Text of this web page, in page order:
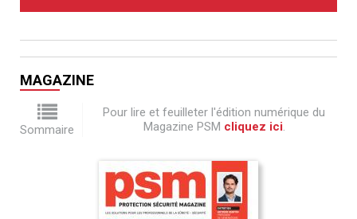
MAGAZINE
Sommaire
Pour lire et feuilleter l'édition numérique du
Magazine PSM cliquez ici.